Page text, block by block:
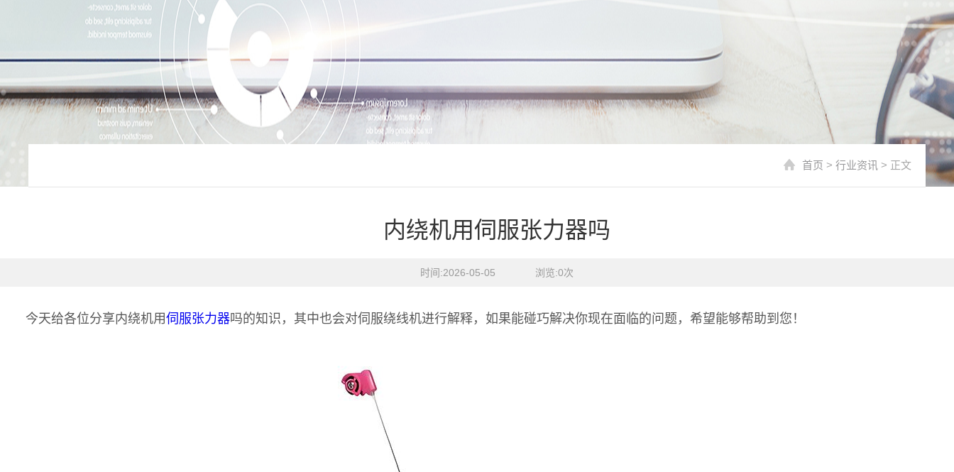
首页 > 行业资讯 > 正文
内绕机用伺服张力器吗
时间:2026-05-05    浏览:0次
今天给各位分享内绕机用伺服张力器吗的知识，其中也会对伺服绕线机进行解释，如果能碰巧解决你现在面临的问题，希望能够帮助到您！